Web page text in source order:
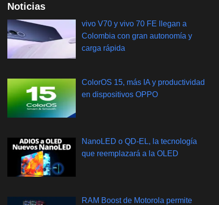
Noticias
vivo V70 y vivo 70 FE llegan a
Colombia con gran autonomía y
carga rápida
ColorOS 15, más IA y productividad
en dispositivos OPPO
NanoLED o QD-EL, la tecnología
que reemplazará a la OLED
RAM Boost de Motorola permite